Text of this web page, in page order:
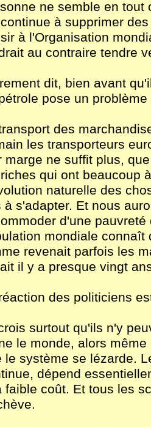
ne semble en
à supprimer
à l'Organisation
au contraire tendre
dit, bien avant
pose un
des
les transporteurs
marge ne suffit plus,
qui ont beaucoup
naturelle des
à s'adapter. Et nous
d'une
mondiale
revenait parfois les
il y a presque vingt
des politiciens
surtout qu'ils n'y
le monde, alors
le système se lézarde.
dépend
faible coût. Et tous les